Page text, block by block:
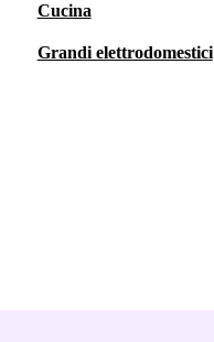
Cucina
Grandi elettrodomestici